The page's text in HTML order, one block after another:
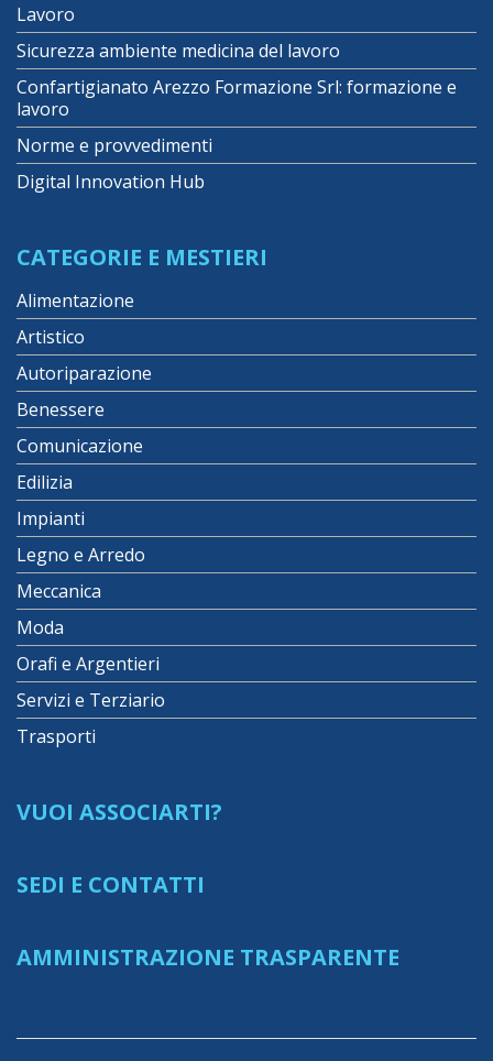
Lavoro
Sicurezza ambiente medicina del lavoro
Confartigianato Arezzo Formazione Srl: formazione e
lavoro
Norme e provvedimenti
Digital Innovation Hub
CATEGORIE E MESTIERI
Alimentazione
Artistico
Autoriparazione
Benessere
Comunicazione
Edilizia
Impianti
Legno e Arredo
Meccanica
Moda
Orafi e Argentieri
Servizi e Terziario
Trasporti
VUOI ASSOCIARTI?
SEDI E CONTATTI
AMMINISTRAZIONE TRASPARENTE